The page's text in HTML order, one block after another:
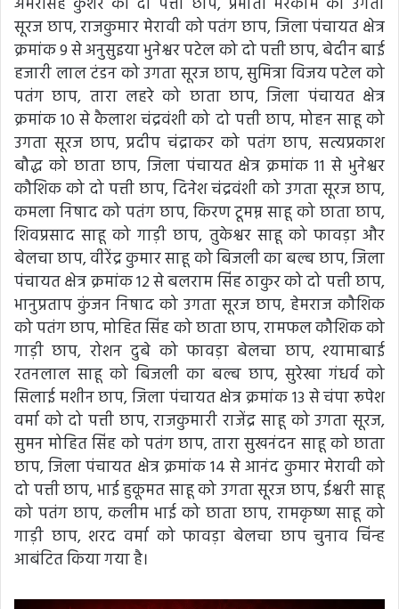
सूरज छाप, राजकुमार मेरावी को पतंग छाप, जिला पंचायत क्षेत्र
क्रमांक 9 से अनुसुइया भुनेश्वर पटेल को दो पत्ती छाप, बेदीन बाई
हजारी लाल टंडन को उगता सूरज छाप, सुमित्रा विजय पटेल को
पतंग छाप, तारा लहरे को छाता छाप, जिला पंचायत क्षेत्र
क्रमांक 10 से कैलाश चंद्रवंशी को दो पत्ती छाप, मोहन साहू को
उगता सूरज छाप, प्रदीप चंद्राकर को पतंग छाप, सत्यप्रकाश
बौद्ध को छाता छाप, जिला पंचायत क्षेत्र क्रमांक 11 से भुनेश्वर
कौशिक को दो पत्ती छाप, दिनेश चंद्रवंशी को उगता सूरज छाप,
कमला निषाद को पतंग छाप, किरण टूमम्न साहू को छाता छाप,
शिवप्रसाद साहू को गाड़ी छाप, तुकेश्वर साहू को फावड़ा और
बेलचा छाप, वीरेंद्र कुमार साहू को बिजली का बल्ब छाप, जिला
पंचायत क्षेत्र क्रमांक 12 से बलराम सिंह ठाकुर को दो पत्ती छाप,
भानुप्रताप कुंजन निषाद को उगता सूरज छाप, हेमराज कौशिक
को पतंग छाप, मोहित सिंह को छाता छाप, रामफल कौशिक को
गाड़ी छाप, रोशन दुबे को फावड़ा बेलचा छाप, श्यामाबाई
रतनलाल साहू को बिजली का बल्ब छाप, सुरेखा गंधर्व को
सिलाई मशीन छाप, जिला पंचायत क्षेत्र क्रमांक 13 से चंपा रूपेश
वर्मा को दो पत्ती छाप, राजकुमारी राजेंद्र साहू को उगता सूरज,
सुमन मोहित सिंह को पतंग छाप, तारा सुखनंदन साहू को छाता
छाप, जिला पंचायत क्षेत्र क्रमांक 14 से आनंद कुमार मेरावी को
दो पत्ती छाप, भाई हुकूमत साहू को उगता सूरज छाप, ईश्वरी साहू
को पतंग छाप, कलीम भाई को छाता छाप, रामकृष्ण साहू को
गाड़ी छाप, शरद वर्मा को फावड़ा बेलचा छाप चुनाव चिंन्ह
आबंटित किया गया है।